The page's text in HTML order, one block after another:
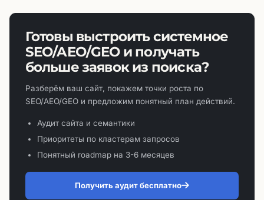
Готовы выстроить системное
SEO/AEO/GEO и получать
больше заявок из поиска?
Разберём ваш сайт, покажем точки роста по
SEO/AEO/GEO и предложим понятный план действий.
Аудит сайта и семантики
Приоритеты по кластерам запросов
Понятный roadmap на 3-6 месяцев
Получить аудит бесплатно